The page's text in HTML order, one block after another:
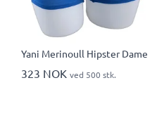
Yani Merinoull Hipster Dame
323 NOK ved 500 stk.